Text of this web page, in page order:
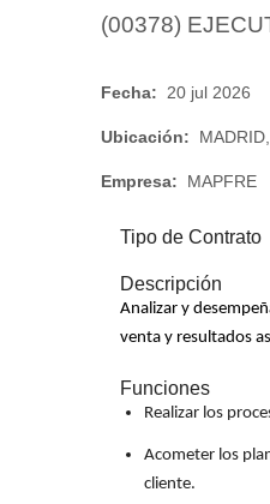
(00378)
Fecha: 20 jul 2026
Ubicación:
Empresa: MAPFRE
Tipo de Contrato
Descripción
Analizar y
venta y resultados
Funciones
Realizar los
Acometer los
cliente.